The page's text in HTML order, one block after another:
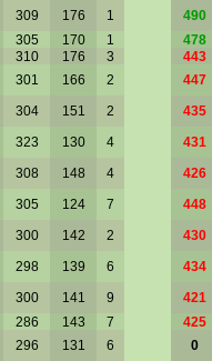
309 176 1 490
305 170 1 478
310 176 3 443
301 166 2 447
304 151 2 435
323 130 4 431
308 148 4 426
305 124 7 448
300 142 2 430
298 139 6 434
300 141 9 421
286 143 7 425
296 131 6 0